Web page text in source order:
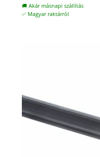
🚚 Akár másnapi szállítás
✅ Magyar raktárról